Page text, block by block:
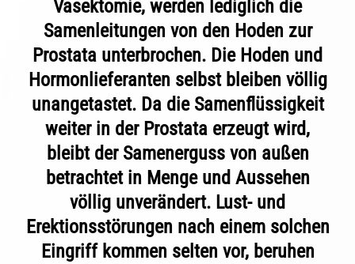
Vasektomie, werden lediglich die
Samenleitungen von den Hoden zur
Prostata unterbrochen. Die Hoden und
Hormonlieferanten selbst bleiben völlig
unangetastet. Da die Samenflüssigkeit
weiter in der Prostata erzeugt wird,
bleibt der Samenerguss von außen
betrachtet in Menge und Aussehen
völlig unverändert. Lust- und
Erektionsstörungen nach einem solchen
Eingriff kommen selten vor, beruhen